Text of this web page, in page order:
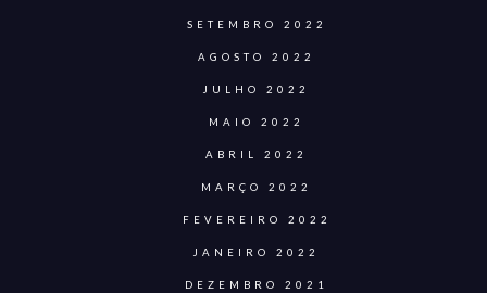
SETEMBRO 2022
AGOSTO 2022
JULHO 2022
MAIO 2022
ABRIL 2022
MARÇO 2022
FEVEREIRO 2022
JANEIRO 2022
DEZEMBRO 2021